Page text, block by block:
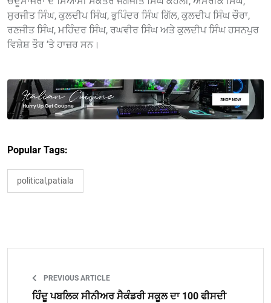
ਸੁਰਜੀਤ ਸਿੰਘ, ਕੁਲਦੀਪ ਸਿੰਘ, ਭੁਪਿੰਦਰ ਸਿੰਘ ਗਿੱਲ, ਕੁਲਦੀਪ ਸਿੰਘ ਚੌਰਾ,
ਰਣਜੀਤ ਸਿੰਘ, ਮਹਿੰਦਰ ਸਿੰਘ, ਰਘਵੀਰ ਸਿੰਘ ਅਤੇ ਕੁਲਦੀਪ ਸਿੰਘ ਹਸਨਪੁਰ
ਵਿਸ਼ੇਸ਼ ਤੌਰ ’ਤੇ ਹਾਜ਼ਰ ਸਨ।
Popular Tags:
political,patiala
PREVIOUS ARTICLE
ਹਿੰਦੂ ਪਬਲਿਕ ਸੀਨੀਅਰ ਸੈਕੰਡਰੀ ਸਕੂਲ ਦਾ 100 ਫੀਸਦੀ